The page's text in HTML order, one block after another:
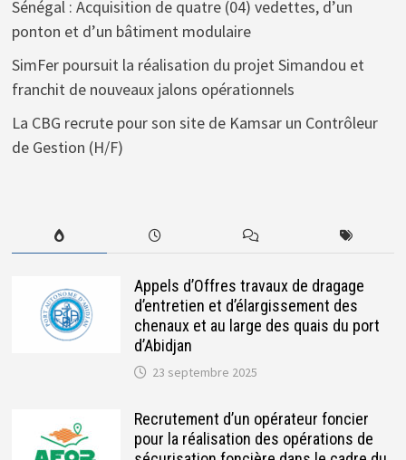
Sénégal : Acquisition de quatre (04) vedettes, d’un
ponton et d’un bâtiment modulaire
SimFer poursuit la réalisation du projet Simandou et
franchit de nouveaux jalons opérationnels
La CBG recrute pour son site de Kamsar un Contrôleur
de Gestion (H/F)
Appels d’Offres travaux de dragage
d’entretien et d’élargissement des
chenaux et au large des quais du port
d’Abidjan
23 septembre 2025
Recrutement d’un opérateur foncier
pour la réalisation des opérations de